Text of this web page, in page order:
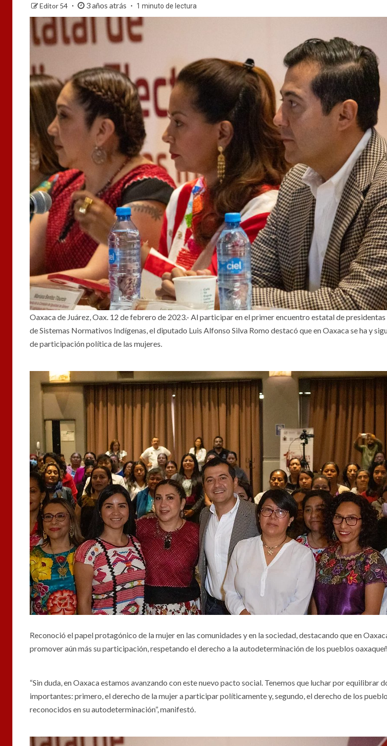
Editor 54 3 años atrás 1 minuto de lectura
Oaxaca de Juárez, Oax. 12 de febrero de 2023.- Al participar en el primer encuentro estatal de
de Sistemas Normativos Indígenas, el diputado Luis Alfonso Silva Romo destacó que en Oaxaca se ha y
de participación política de las mujeres.
Reconoció el papel protagónico de la mujer en las comunidades y en la sociedad, destacando que en
promover aún más su participación, respetando el derecho a la autodeterminación de los pueblos
“Sin duda, en Oaxaca estamos avanzando con este nuevo pacto social. Tenemos que luchar por equilibrar
importantes: primero, el derecho de la mujer a participar políticamente y, segundo, el derecho de los
reconocidos en su autodeterminación”, manifestó.